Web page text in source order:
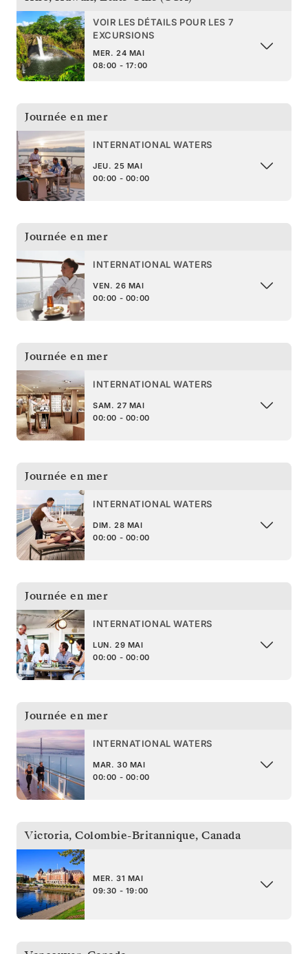
VOIR LES DÉTAILS POUR LES 7
EXCURSIONS
MER. 24 MAI
08:00 - 17:00
Journée en mer
INTERNATIONAL WATERS
JEU. 25 MAI
00:00 - 00:00
Journée en mer
INTERNATIONAL WATERS
VEN. 26 MAI
00:00 - 00:00
Journée en mer
INTERNATIONAL WATERS
SAM. 27 MAI
00:00 - 00:00
Journée en mer
INTERNATIONAL WATERS
DIM. 28 MAI
00:00 - 00:00
Journée en mer
INTERNATIONAL WATERS
LUN. 29 MAI
00:00 - 00:00
Journée en mer
INTERNATIONAL WATERS
MAR. 30 MAI
00:00 - 00:00
Victoria, Colombie-Britannique, Canada
MER. 31 MAI
09:30 - 19:00